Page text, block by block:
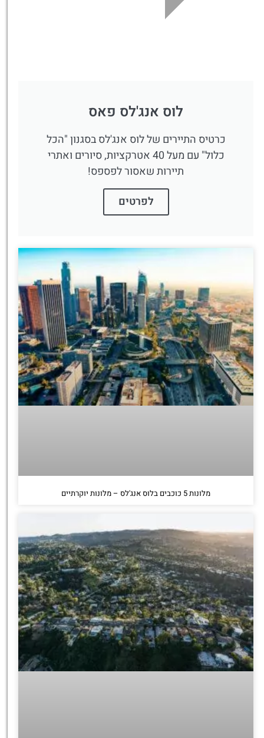
לוס אנג'לס פאס
כרטיס התיירים של לוס אנג'לס בסגנון "הכל
כלול" עם מעל 40 אטרקציות, סיורים ואתרי
תיירות שאסור לפספס!
לפרטים
מלונות 5 כוכבים בלוס אנג'לס – מלונות יוקרתיים